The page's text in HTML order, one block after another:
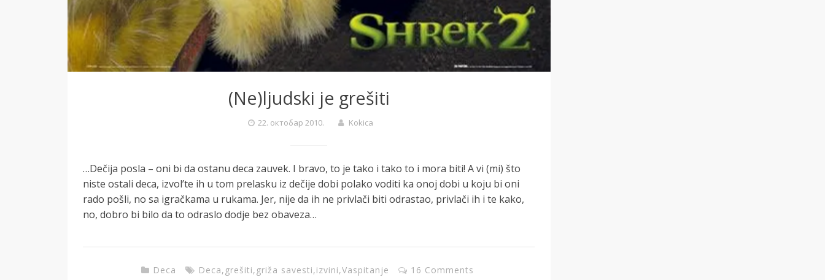
(Ne)ljudski je grešiti
22. октобар 2010. Kokica
…Dečija posla – oni bi da ostanu deca zauvek. I bravo, to je tako i tako to i mora biti! A vi (mi) što
niste ostali deca, izvol’te ih u tom prelasku iz dečije dobi polako voditi ka onoj dobi u koju bi oni
rado pošli, no sa igračkama u rukama. Jer, nije da ih ne privlači biti odrastao, privlači ih i te kako,
no, dobro bi bilo da to odraslo dodje bez obaveza…
Deca Deca, grešiti, griža savesti,izvini,Vaspitanje 16 Comments